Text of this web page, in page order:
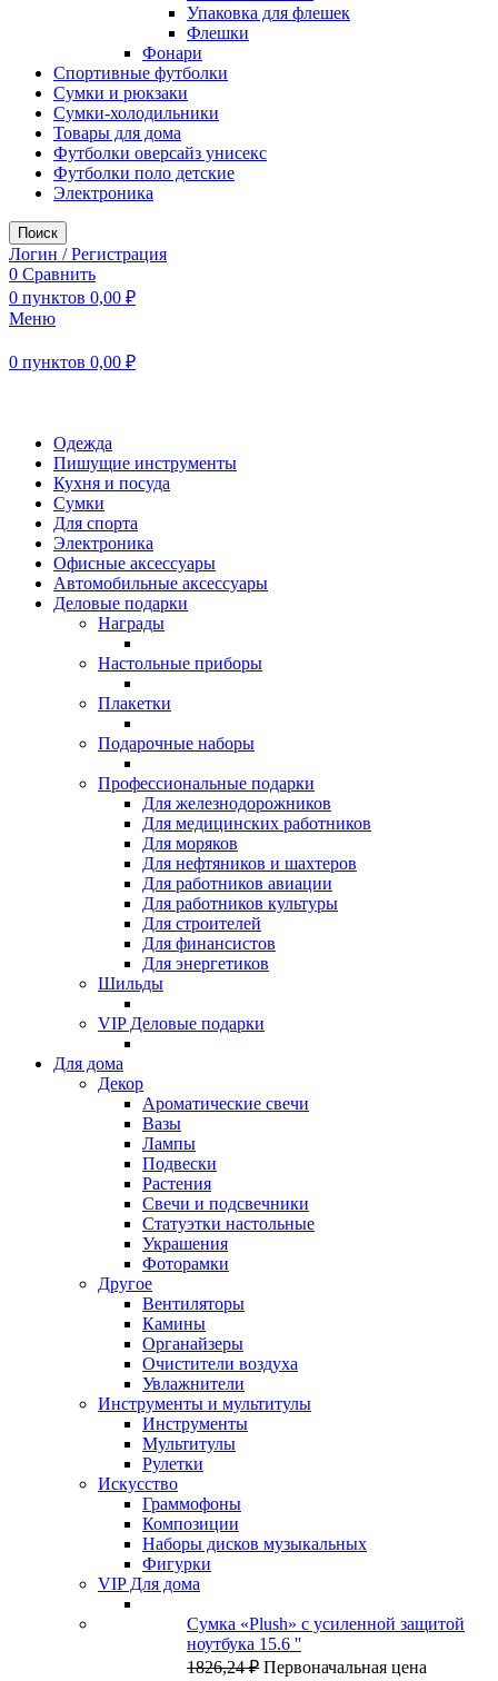
Упаковка для флешек
Флешки
Фонари
Спортивные футболки
Сумки и рюкзаки
Сумки-холодильники
Товары для дома
Футболки оверсайз унисекс
Футболки поло детские
Электроника
Поиск
Логин / Регистрация
0 Сравнить
0 пунктов 0,00 ₽
Меню
0 пунктов 0,00 ₽
Одежда
Пишущие инструменты
Кухня и посуда
Сумки
Для спорта
Электроника
Офисные аксессуары
Автомобильные аксессуары
Деловые подарки
Награды
Настольные приборы
Плакетки
Подарочные наборы
Профессиональные подарки
Для железнодорожников
Для медицинских работников
Для моряков
Для нефтяников и шахтеров
Для работников авиации
Для работников культуры
Для строителей
Для финансистов
Для энергетиков
Шильды
VIP Деловые подарки
Для дома
Декор
Ароматические свечи
Вазы
Лампы
Подвески
Растения
Свечи и подсвечники
Статуэтки настольные
Украшения
Фоторамки
Другое
Вентиляторы
Камины
Органайзеры
Очистители воздуха
Увлажнители
Инструменты и мультитулы
Инструменты
Мультитулы
Рулетки
Искусство
Граммофоны
Композиции
Наборы дисков музыкальных
Фигурки
VIP Для дома
Сумка «Plush» c усиленной защитой
ноутбука 15.6 ''
1826,24₽ Первоначальная цена